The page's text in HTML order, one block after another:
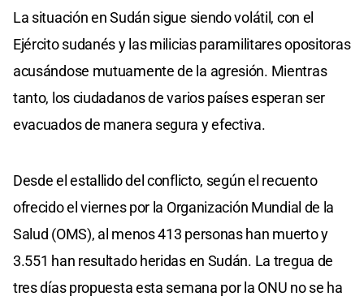
La situación en Sudán sigue siendo volátil, con el
Ejército sudanés y las milicias paramilitares opositoras
acusándose mutuamente de la agresión. Mientras
tanto, los ciudadanos de varios países esperan ser
evacuados de manera segura y efectiva.
Desde el estallido del conflicto, según el recuento
ofrecido el viernes por la Organización Mundial de la
Salud (OMS), al menos 413 personas han muerto y
3.551 han resultado heridas en Sudán. La tregua de
tres días propuesta esta semana por la ONU no se ha